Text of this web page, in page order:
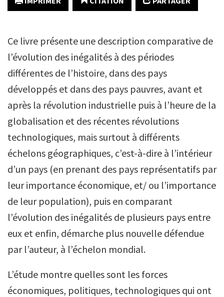
Ce livre présente une description comparative de
l’évolution des inégalités à des périodes
différentes de l’histoire, dans des pays
développés et dans des pays pauvres, avant et
après la révolution industrielle puis à l’heure de la
globalisation et des récentes révolutions
technologiques, mais surtout à différents
échelons géographiques, c’est-à-dire à l’intérieur
d’un pays (en prenant des pays représentatifs par
leur importance économique, et/ ou l’importance
de leur population), puis en comparant
l’évolution des inégalités de plusieurs pays entre
eux et enfin, démarche plus nouvelle défendue
par l’auteur, à l’échelon mondial.
L’étude montre quelles sont les forces
économiques, politiques, technologiques qui ont